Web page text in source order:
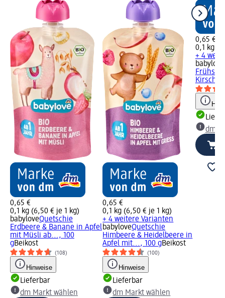
0,65 €
0,1 kg (6,50 € je 1 kg)
babyloveQuetschie
Erdbeere & Banane in Apfel
mit Müsli ab..., 100
gBeikost
(108)
Hinweise
Lieferbar
dm Markt wählen
0,65 €
0,1 kg (6,50 € je 1 kg)
+ 4 weitere Varianten
babyloveQuetschie
Himbeere & Heidelbeere in
Apfel mit..., 100 gBeikost
(100)
Hinweise
Lieferbar
dm Markt wählen
0,65 €
0,1 kg
+ 4
babylove
Kirsche
dm